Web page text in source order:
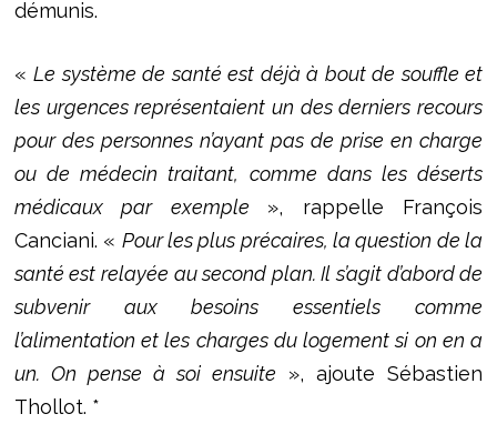
démunis.
«Le système de santé est déjà à bout de souffle et
les urgences représentaient un des derniers recours
pour des personnes n’ayant pas de prise en charge
ou de médecin traitant, comme dans les déserts
médicaux par exemple », rappelle François
Canciani. « Pour les plus précaires, la question de la
santé est relayée au second plan. Il s’agit d’abord de
subvenir aux besoins essentiels comme
l’alimentation et les charges du logement si on en a
un. On pense à soi ensuite », ajoute Sébastien
Thollot. *